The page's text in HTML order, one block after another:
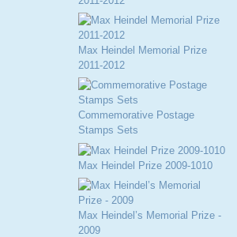
Max Heindel Memorial Prize
2011-2012
Commemorative Postage
Stamps Sets
Max Heindel Prize 2009-1010
Max Heindel’s Memorial Prize -
2009